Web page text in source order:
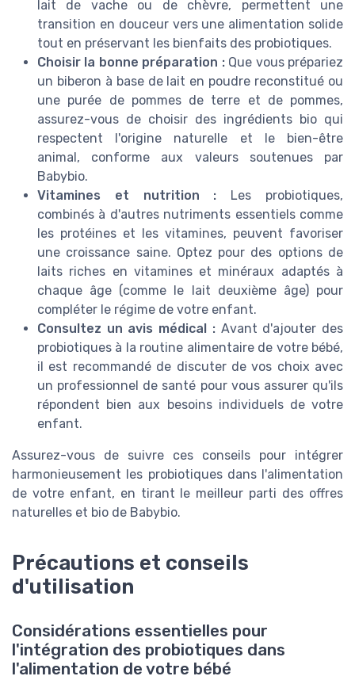
lait de vache ou de chèvre, permettent une
transition en douceur vers une alimentation solide
tout en préservant les bienfaits des probiotiques.
Choisir la bonne préparation :Que vous prépariez
un biberon à base de lait en poudre reconstitué ou
une purée de pommes de terre et de pommes,
assurez-vous de choisir des ingrédients bio qui
respectent l'origine naturelle et le bien-être
animal, conforme aux valeurs soutenues par
Babybio.
Vitamines et nutrition : Les probiotiques,
combinés à d'autres nutriments essentiels comme
les protéines et les vitamines, peuvent favoriser
une croissance saine. Optez pour des options de
laits riches en vitamines et minéraux adaptés à
chaque âge (comme le lait deuxième âge) pour
compléter le régime de votre enfant.
Consultez un avis médical :Avant d'ajouter des
probiotiques à la routine alimentaire de votre bébé,
il est recommandé de discuter de vos choix avec
un professionnel de santé pour vous assurer qu'ils
répondent bien aux besoins individuels de votre
enfant.
Assurez-vous de suivre ces conseils pour intégrer
harmonieusement les probiotiques dans l'alimentation
de votre enfant, en tirant le meilleur parti des offres
naturelles et bio de Babybio.
Précautions et conseils
d'utilisation
Considérations essentielles pour
l'intégration des probiotiques dans
l'alimentation de votre bébé